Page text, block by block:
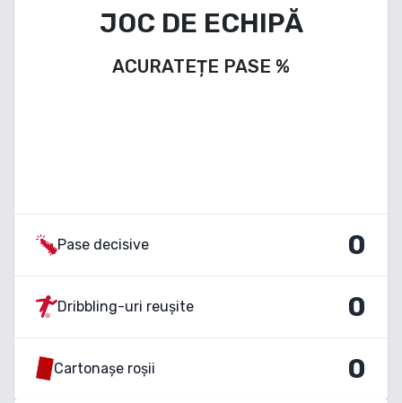
JOC DE ECHIPĂ
ACURATEȚE PASE %
Pase decisive 0
Dribbling-uri reușite 0
Cartonașe roșii 0